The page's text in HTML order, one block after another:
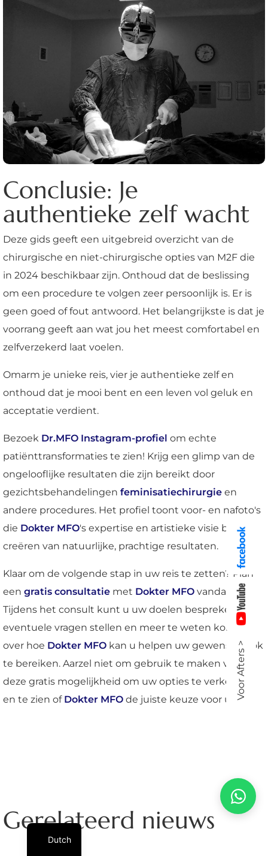
Conclusie: Je
authentieke zelf wacht
Deze gids geeft een uitgebreid overzicht van de
chirurgische en niet-chirurgische opties van M2F die
in 2024 beschikbaar zijn. Onthoud dat de beslissing
om een procedure te volgen zeer persoonlijk is. Er is
geen goed of fout antwoord. Het belangrijkste is dat je
voorrang geeft aan wat jou het meest comfortabel en
zelfverzekerd laat voelen.
Omarm je unieke reis, vier je authentieke zelf en
onthoud dat je mooi bent en een leven vol geluk en
acceptatie verdient.
Bezoek Dr.MFO Instagram-profiel om echte
patiënttransformaties te zien! Krijg een glimp van de
ongelooflijke resultaten die zijn bereikt door
gezichtsbehandelingen feminisatiechirurgie en
andere procedures. Het profiel toont voor- en nafoto's
die Dokter MFO's expertise en artistieke visie bij het
creëren van natuurlijke, prachtige resultaten.
Klaar om de volgende stap in uw reis te zetten? Plan
een gratis consultatie met Dokter MFO vandaag.
Tijdens het consult kunt u uw doelen bespreken,
eventuele vragen stellen en meer te weten komen
over hoe Dokter MFO kan u helpen uw gewenste look
te bereiken. Aarzel niet om gebruik te maken van
deze gratis mogelijkheid om uw opties te verkennen
en te zien of Dokter MFO de juiste keuze voor u is.
Gerelateerd nieuws
Voor Afters >
Dutch